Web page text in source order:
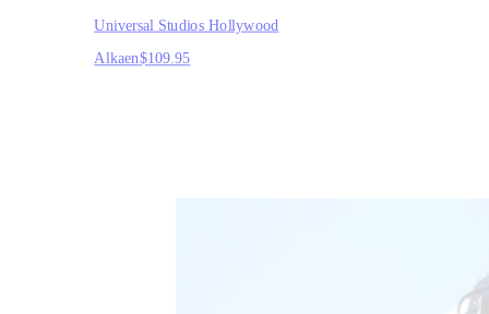
Universal Studios Hollywood
Alkaen$109.95